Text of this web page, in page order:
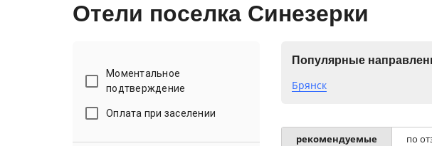
Отели поселка Синезерки
Моментальное
подтверждение
Оплата при заселении
Популярные
Брянск
рекомендуемые по